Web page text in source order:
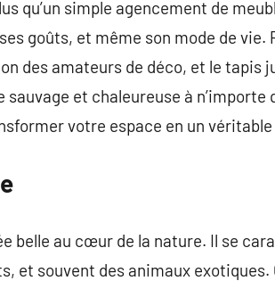
qu’un simple agencement de
goûts, et même son mode de
des amateurs de déco, et le tapis
et chaleureuse à n’importe
votre espace en un
belle au cœur de la nature. Il se
et souvent des animaux